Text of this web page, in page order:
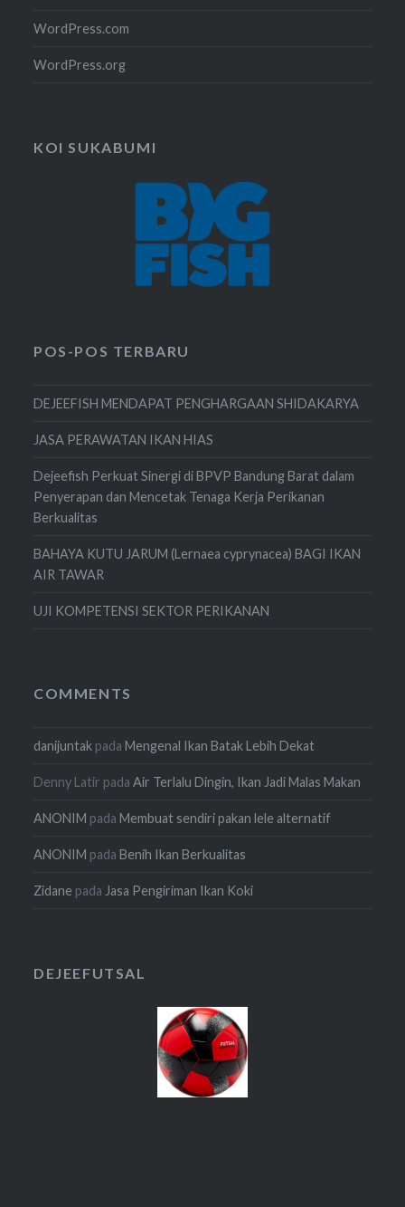
WordPress.com
WordPress.org
KOI SUKABUMI
POS-POS TERBARU
DEJEEFISH MENDAPAT PENGHARGAAN SHIDAKARYA
JASA PERAWATAN IKAN HIAS
Dejeefish Perkuat Sinergi di BPVP Bandung Barat dalam
Penyerapan dan Mencetak Tenaga Kerja Perikanan
Berkualitas
BAHAYA KUTU JARUM (Lernaea cyprynacea) BAGI IKAN
AIR TAWAR
UJI KOMPETENSI SEKTOR PERIKANAN
COMMENTS
danijuntak padaMengenal Ikan Batak Lebih Dekat
Denny Latir padaAir Terlalu Dingin, Ikan Jadi Malas Makan
ANONIM padaMembuat sendiri pakan lele alternatif
ANONIM padaBenih Ikan Berkualitas
Zidane pada Jasa Pengiriman Ikan Koki
DEJEEFUTSAL